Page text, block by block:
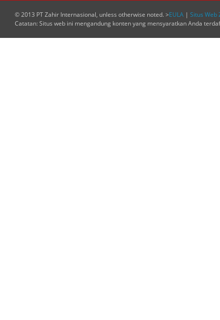
© 2013 PT Zahir Internasional, unless otherwise noted. >EULA | Situs Web
Catatan: Situs web ini mengandung konten yang mensyaratkan Anda